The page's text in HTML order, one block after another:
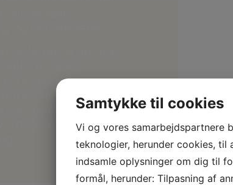
Eco Label,
der reducerer
for at levere
Samtykke til cookies
Vi og vores samarbejdspartnere
teknologier, herunder cookies, til
indsamle oplysninger om dig til
formål, herunder: Tilpasning af